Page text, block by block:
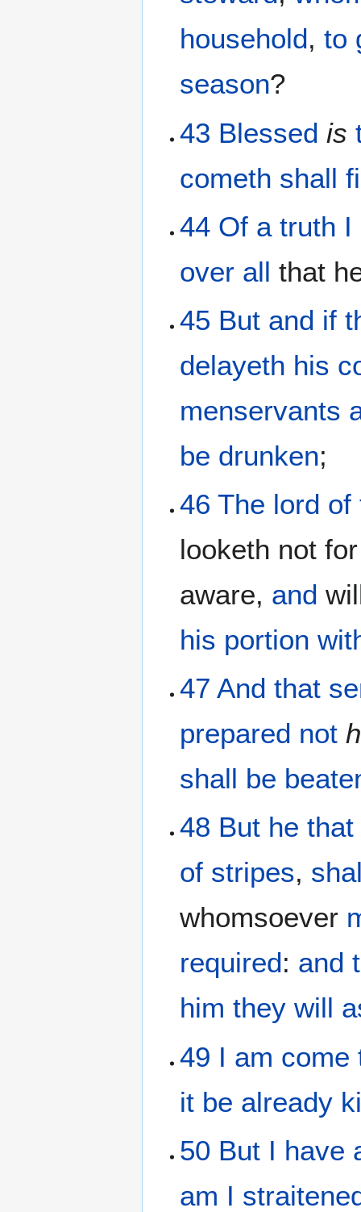
household,to
season?
43 Blessed is
cometh shall
44 Of a truth I
over all that
45 But and if
delayeth his
menservants
be drunken;
46 The lord of
looketh not
aware, and
his portion
47 And that
prepared not
shall be
48 But he
of stripes,
whomsoever
required: and
him they will
49 I am come
it be already
50 But I have
am I